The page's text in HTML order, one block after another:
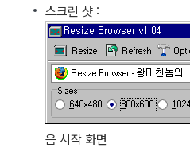
스크린 샷 :
음 시작 화면